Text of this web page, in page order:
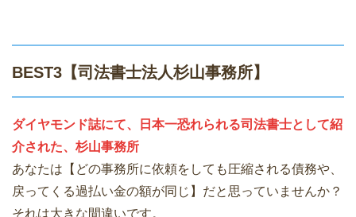
BEST3【司法書士法人杉山事務所】
ダイヤモンド誌にて、日本一恐れられる司法書士として紹
介された、杉山事務所
あなたは【どの事務所に依頼をしても圧縮される債務や、
戻ってくる過払い金の額が同じ】だと思っていませんか？
それは大きな間違いです。